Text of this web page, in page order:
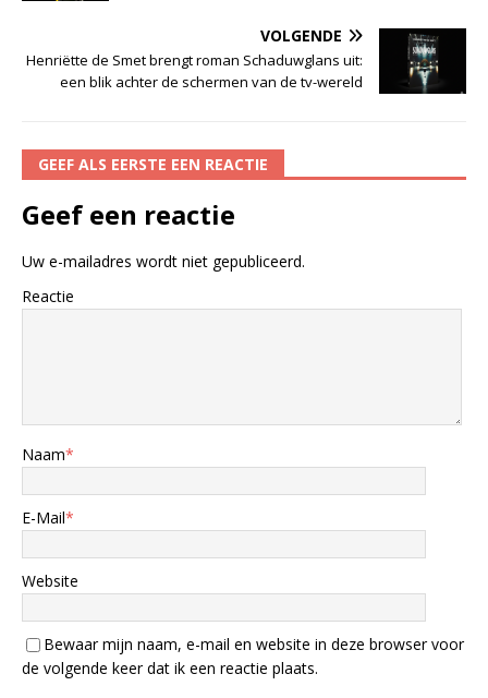
VOLGENDE
Henriëtte de Smet brengt roman Schaduwglans uit:
een blik achter de schermen van de tv-wereld
GEEF ALS EERSTE EEN REACTIE
Geef een reactie
Uw e-mailadres wordt niet gepubliceerd.
Reactie
Naam*
E-Mail*
Website
Bewaar mijn naam, e-mail en website in deze browser voor
de volgende keer dat ik een reactie plaats.